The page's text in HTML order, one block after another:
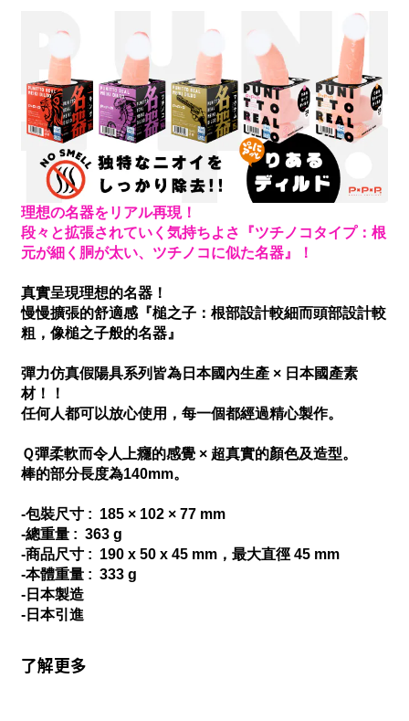
理想の名器をリアル再現！
段々と拡張されていく気持ちよさ『ツチノコタイプ：根
元が細く胴が太い、ツチノコに似た名器』！
真實呈現理想的名器！
慢慢擴張的舒適感『槌之子：根部設計較細而頭部設計較
粗，像槌之子般的名器』
彈力仿真假陽具系列皆為日本國內生產 × 日本國產素
材！！
任何人都可以放心使用，每一個都經過精心製作。
Ｑ彈柔軟而令人上癮的感覺 × 超真實的顏色及造型。
棒的部分長度為140mm。
-包裝尺寸 : 185 × 102 × 77 mm
-總重量 : 363 g
-商品尺寸 : 190 x 50 x 45 mm，最大直徑 45 mm
-本體重量 : 333 g
-日本製造
-日本引進
了解更多